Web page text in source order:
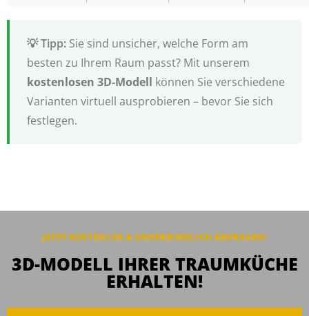
Sie sind unsicher, welche Form am
besten zu Ihrem Raum passt? Mit unserem
kostenlosen 3D-Modell können Sie verschiedene
Varianten virtuell ausprobieren – bevor Sie sich
festlegen.
JETZT KOSTENLOS & UNVERBINDLICH ANFRAGEN:
3D-MODELL IHRER TRAUMKÜCHE
ERHALTEN!